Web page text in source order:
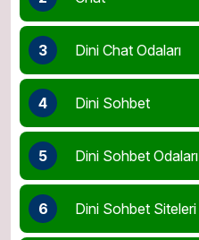
3 Dini Chat Odaları
4 Dini Sohbet
5 Dini Sohbet Odaları
6 Dini Sohbet Siteleri